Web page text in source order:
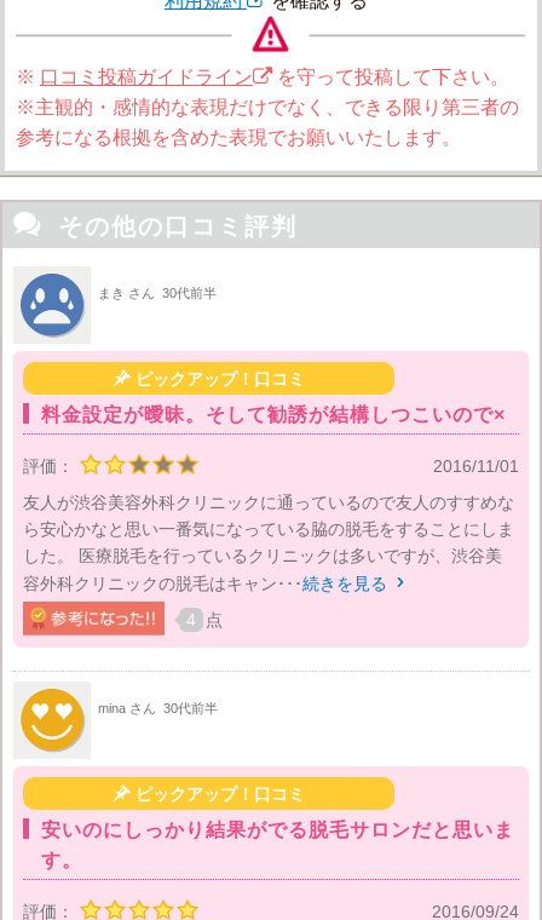
※ 口コミ投稿ガイドライン
を守って投稿して下さい。
※主観的・感情的な表現だけでなく、できる限り第三者の
参考になる根拠を含めた表現でお願いいたします。
 その他の口コミ評判
まき さん 30代前半
ピックアップ！口コミ
料金設定が曖昧。そして勧誘が結構しつこいので×
評価：
2016/11/01
友人が渋谷美容外科クリニックに通っているので友人のすすめな
ら安心かなと思い一番気になっている脇の脱毛をすることにしま
した。 医療脱毛を行っているクリニックは多いですが、渋谷美
容外科クリニックの脱毛はキャン･･･続きを見る 
4 点
mina さん 30代前半
ピックアップ！口コミ
安いのにしっかり結果がでる脱毛サロンだと思いま
す。
評価： 2016/09/24